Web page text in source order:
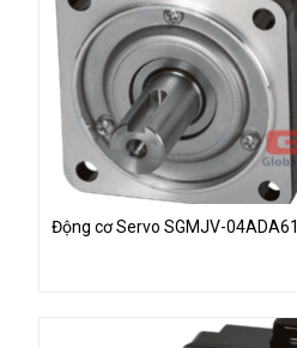
Động cơ Servo SGMJV-04ADA61